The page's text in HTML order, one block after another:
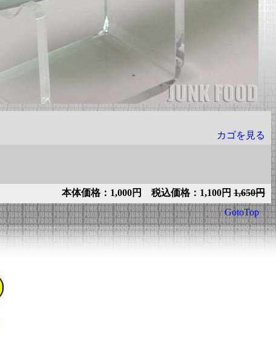
カゴを見る
本体価格：1,000円 税込価格：1,100円 1,650円
GotoTop